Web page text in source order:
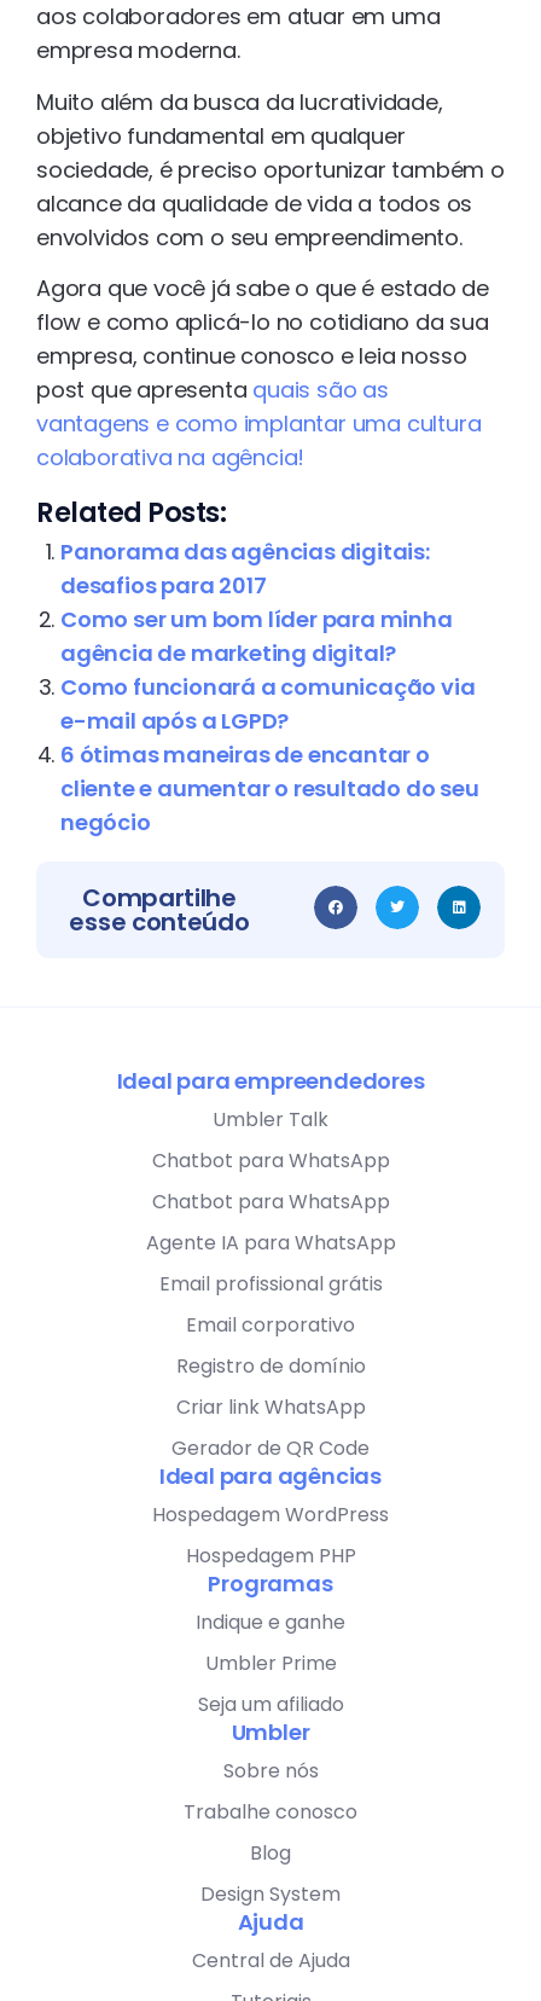
aos colaboradores em atuar em uma
empresa moderna.
Muito além da busca da lucratividade,
objetivo fundamental em qualquer
sociedade, é preciso oportunizar também o
alcance da qualidade de vida a todos os
envolvidos com o seu empreendimento.
Agora que você já sabe o que é estado de
flow e como aplicá-lo no cotidiano da sua
empresa, continue conosco e leia nosso
post que apresenta quais são as
vantagens e como implantar uma cultura
colaborativa na agência!
Related Posts:
Panorama das agências digitais:
desafios para 2017
Como ser um bom líder para minha
agência de marketing digital?
Como funcionará a comunicação via
e-mail após a LGPD?
6 ótimas maneiras de encantar o
cliente e aumentar o resultado do seu
negócio
Compartilhe
esse conteúdo
Ideal para empreendedores
Umbler Talk
Chatbot para WhatsApp
Chatbot para WhatsApp
Agente IA para WhatsApp
Email profissional grátis
Email corporativo
Registro de domínio
Criar link WhatsApp
Gerador de QR Code
Ideal para agências
Hospedagem WordPress
Hospedagem PHP
Programas
Indique e ganhe
Umbler Prime
Seja um afiliado
Umbler
Sobre nós
Trabalhe conosco
Blog
Design System
Ajuda
Central de Ajuda